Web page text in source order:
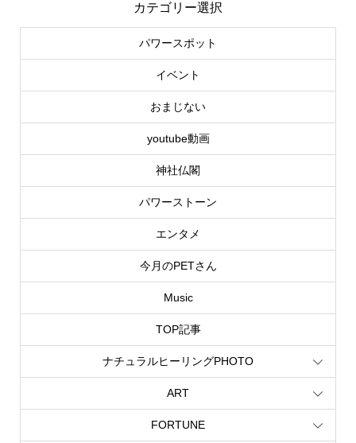
カテゴリー選択
パワースポット
イベント
おまじない
youtube動画
神社仏閣
パワーストーン
エンタメ
今月のPETさん
Music
TOP記事
ナチュラルヒーリングPHOTO
ART
FORTUNE